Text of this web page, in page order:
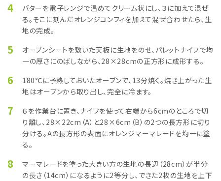
4
バターを電子レンジで温めてクリーム状にし、３に加えて混ぜ
る。そこに刻んだオレンジコンフィを加えて混ぜ合わせたら、生
地の完成。
5
オーブンシートを敷いた天板に生地をのせ、パレットナイフで均
一の厚さにのばしながら、28×28cmの正方形に成形する。
6
180℃に予熱しておいたオーブンで、13分焼く。焼き上がった生
地はオーブンから取り出し、完全に冷ます。
7
６を作業台に置き、ナイフを使って右端から6cmのところで切
り離し、28×22cm（A）と28×6cm（B）の2つの長方形に切り
分ける。Aの長方形の表面にオレンジマーマレードを均一に塗
る。
8
マーマレードを塗った大きい方の生地の長辺（28cm）が半分
の長さ（14cm）になるように2等分し、できた2枚の生地を上下